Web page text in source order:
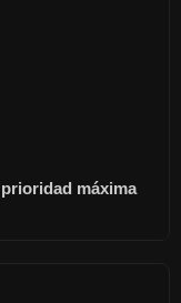
máxima